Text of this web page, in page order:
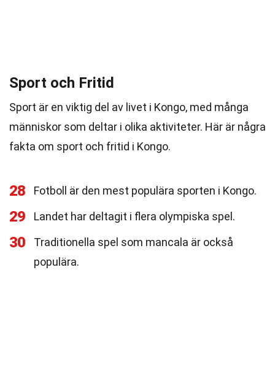
Sport och Fritid
Sport är en viktig del av livet i Kongo, med många
människor som deltar i olika aktiviteter. Här är några
fakta om sport och fritid i Kongo.
28 Fotboll är den mest populära sporten i Kongo.
29 Landet har deltagit i flera olympiska spel.
30
Traditionella spel som mancala är också
populära.